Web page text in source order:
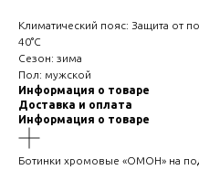
Климатический пояс: Защита от
40°С
Сезон: зима
Пол: мужской
Информация о товаре
Доставка и оплата
Информация о товаре
Ботинки хромовые «ОМОН» на